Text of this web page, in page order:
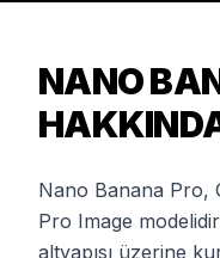
NANO
Nano Banana Pro,
Pro Image
altyapısı üzerine